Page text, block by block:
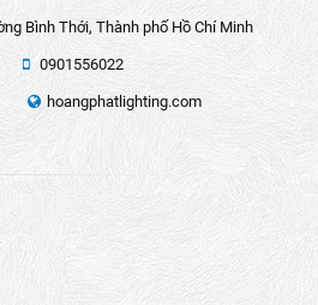
Bình Thới, Thành phố Hồ Chí Minh
0901556022
hoangphatlighting.com